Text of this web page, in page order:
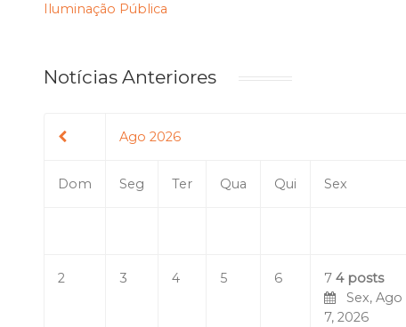
Iluminação Pública
Notícias Anteriores
Ago 2026
Dom Seg Ter Qua Qui Sex
2 3 4 5 6 7 4 posts
Sex, Ago
7, 2026